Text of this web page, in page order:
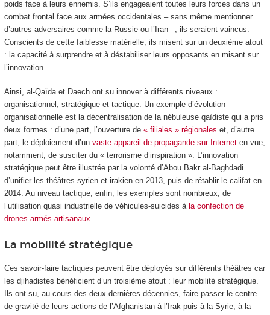
poids face à leurs ennemis. S’ils engageaient toutes leurs forces dans un
combat frontal face aux armées occidentales – sans même mentionner
d’autres adversaires comme la Russie ou l’Iran –, ils seraient vaincus.
Conscients de cette faiblesse matérielle, ils misent sur un deuxième atout
: la capacité à surprendre et à déstabiliser leurs opposants en misant sur
l’innovation.
Ainsi, al-Qaïda et Daech ont su innover à différents niveaux :
organisationnel, stratégique et tactique. Un exemple d’évolution
organisationnelle est la décentralisation de la nébuleuse qaïdiste qui a pris
deux formes : d’une part, l’ouverture de « filiales » régionales et, d’autre
part, le déploiement d’un vaste appareil de propagande sur Interneten vue,
notamment, de susciter du « terrorisme d’inspiration ». L’innovation
stratégique peut être illustrée par la volonté d’Abou Bakr al-Baghdadi
d’unifier les théâtres syrien et irakien en 2013, puis de rétablir le califat en
2014. Au niveau tactique, enfin, les exemples sont nombreux, de
l’utilisation quasi industrielle de véhicules-suicides à la confection de
drones armés artisanaux.
La mobilité stratégique
Ces savoir-faire tactiques peuvent être déployés sur différents théâtres car
les djihadistes bénéficient d’un troisième atout : leur mobilité stratégique.
Ils ont su, au cours des deux dernières décennies, faire passer le centre
de gravité de leurs actions de l’Afghanistan à l’Irak puis à la Syrie, à la